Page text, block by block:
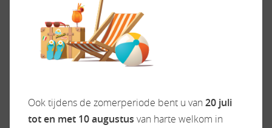
Max. toelaatbaar gewicht 4.400 kg
Slaapplaatsen
Ook tijdens de zomerperiode bent u van 20 juli
tot en met 10 augustus van harte welkom in